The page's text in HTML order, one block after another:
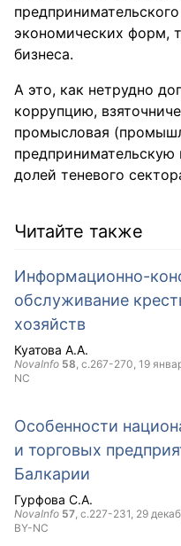
экономических форм,
бизнеса.
А это, как нетрудно
коррупцию,
промысловая
долей теневого
Читайте также
Информационно-
обслуживание
хозяйств
Куатова А.А.
NovaInfo 58, с.267-270, 19
NC
Особенности
и торговых
Балкарии
Гурфова С.А.
NovaInfo 57, с.227-231, 29
BY-NC